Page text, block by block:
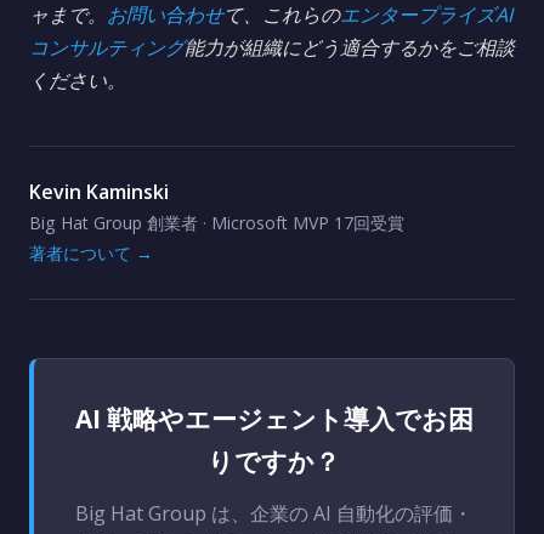
ャまで。 お問い合わせて、これらのエンタープライズAI
コンサルティング能力が組織にどう適合するかをご相談
ください。
Kevin Kaminski
Big Hat Group 創業者 · Microsoft MVP 17回受賞
著者について →
AI 戦略やエージェント導入でお困
りですか？
Big Hat Group は、企業の AI 自動化の評価・